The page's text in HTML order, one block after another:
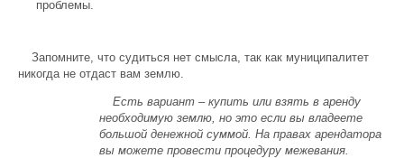
проблемы.
Запомните, что судиться нет смысла, так как муниципалитет
никогда не отдаст вам землю.
Есть вариант – купить или взять в аренду
необходимую землю, но это если вы владеете
большой денежной суммой. На правах арендатора
вы можете провести процедуру межевания.